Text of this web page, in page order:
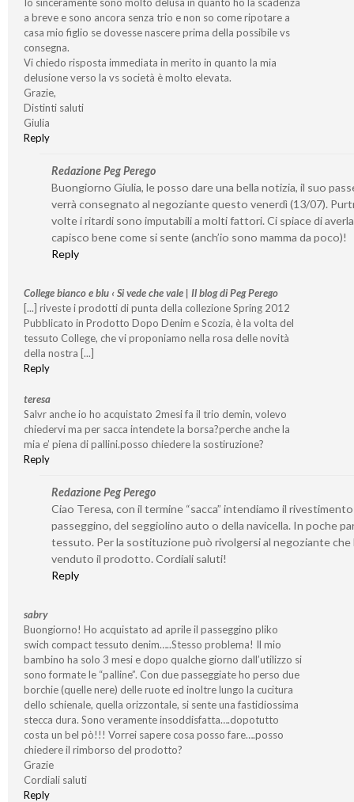
a breve e sono ancora senza trio e non so come ripotare a
casa mio figlio se dovesse nascere prima della possibile vs
consegna.
Vi chiedo risposta immediata in merito in quanto la mia
delusione verso la vs società è molto elevata.
Grazie,
Distinti saluti
Giulia
Reply
Redazione Peg Perego
Buongiorno Giulia, le posso dare una bella notizia, il suo
verrà consegnato al negoziante questo venerdì (13/07).
volte i ritardi sono imputabili a molti fattori. Ci spiace di
capisco bene come si sente (anch’io sono mamma da poco)!
Reply
College bianco e blu ‹ Si vede che vale | Il blog di Peg Perego
[...] riveste i prodotti di punta della collezione Spring 2012
Pubblicato in Prodotto Dopo Denim e Scozia, è la volta del
tessuto College, che vi proponiamo nella rosa delle novità
della nostra [...]
Reply
teresa
Salvr anche io ho acquistato 2mesi fa il trio demin, volevo
chiedervi ma per sacca intendete la borsa?perche anche la
mia e’ piena di pallini.posso chiedere la sostiruzione?
Reply
Redazione Peg Perego
Ciao Teresa, con il termine “sacca” intendiamo il
passeggino, del seggiolino auto o della navicella. In poche
tessuto. Per la sostituzione può rivolgersi al negoziante che
venduto il prodotto. Cordiali saluti!
Reply
sabry
Buongiorno! Ho acquistato ad aprile il passeggino pliko
swich compact tessuto denim…..Stesso problema! Il mio
bambino ha solo 3 mesi e dopo qualche giorno dall’utilizzo si
sono formate le “palline”. Con due passeggiate ho perso due
borchie (quelle nere) delle ruote ed inoltre lungo la cucitura
dello schienale, quella orizzontale, si sente una fastidiossima
stecca dura. Sono veramente insoddisfatta….dopotutto
costa un bel pò!!! Vorrei sapere cosa posso fare….posso
chiedere il rimborso del prodotto?
Grazie
Cordiali saluti
Reply